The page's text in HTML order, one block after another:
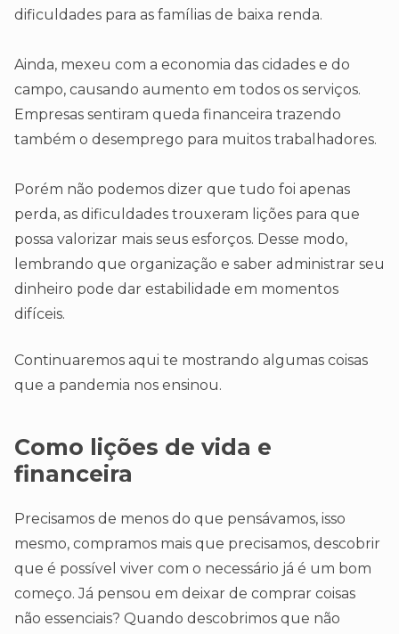
dificuldades para as famílias de baixa renda.
Ainda, mexeu com a economia das cidades e do
campo, causando aumento em todos os serviços.
Empresas sentiram queda financeira trazendo
também o desemprego para muitos trabalhadores.
Porém não podemos dizer que tudo foi apenas
perda, as dificuldades trouxeram lições para que
possa valorizar mais seus esforços. Desse modo,
lembrando que organização e saber administrar seu
dinheiro pode dar estabilidade em momentos
difíceis.
Continuaremos aqui te mostrando algumas coisas
que a pandemia nos ensinou.
Como lições de vida e
financeira
Precisamos de menos do que pensávamos, isso
mesmo, compramos mais que precisamos, descobrir
que é possível viver com o necessário já é um bom
começo. Já pensou em deixar de comprar coisas
não essenciais? Quando descobrimos que não